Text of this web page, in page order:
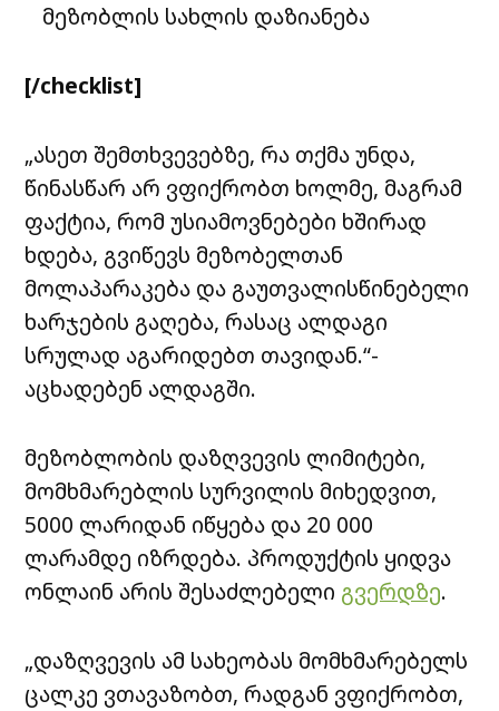
მეზობლის სახლის დაზიანება
[/checklist]
„ასეთ შემთხვევებზე, რა თქმა უნდა,
წინასწარ არ ვფიქრობთ ხოლმე, მაგრამ
ფაქტია, რომ უსიამოვნებები ხშირად
ხდება, გვიწევს მეზობელთან
მოლაპარაკება და გაუთვალისწინებელი
ხარჯების გაღება, რასაც ალდაგი
სრულად აგარიდებთ თავიდან.“-
აცხადებენ ალდაგში.
მეზობლობის დაზღვევის ლიმიტები,
მომხმარებლის სურვილის მიხედვით,
5000 ლარიდან იწყება და 20 000
ლარამდე იზრდება. პროდუქტის ყიდვა
ონლაინ არის შესაძლებელი გვერდზე.
„დაზღვევის ამ სახეობას მომხმარებელს
ცალკე ვთავაზობთ, რადგან ვფიქრობთ,